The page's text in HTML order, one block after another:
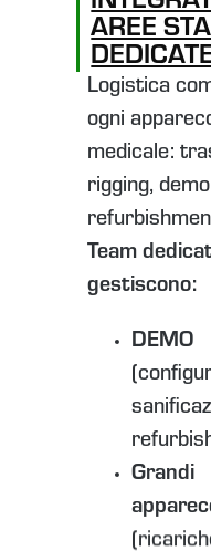
AREE
Logistica
ogni
medicale:
rigging,
Team
gestiscono:
DEMO
Grandi